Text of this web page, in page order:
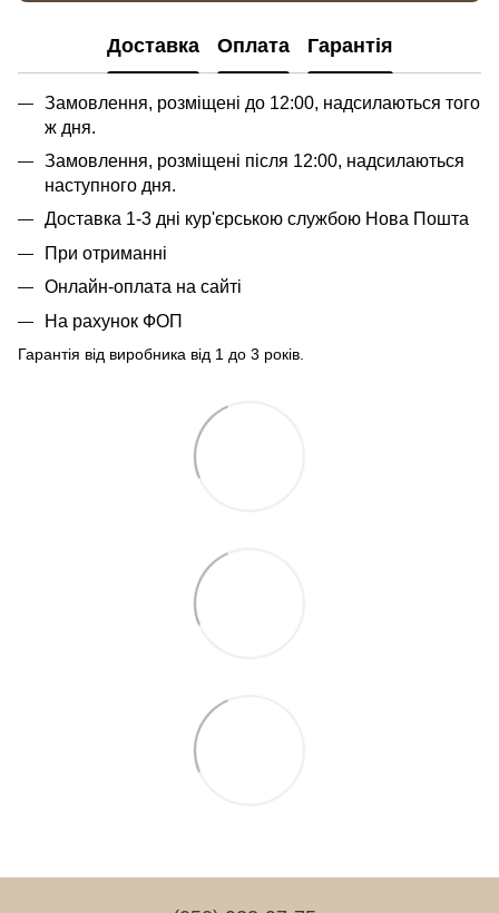
Доставка Оплата Гарантія
Замовлення, розміщені до 12:00, надсилаються того
ж дня.
Замовлення, розміщені після 12:00, надсилаються
наступного дня.
Доставка 1-3 дні кур'єрською службою Нова Пошта
При отриманні
Онлайн-оплата на сайті
На рахунок ФОП
Гарантія від виробника від 1 до 3 років.